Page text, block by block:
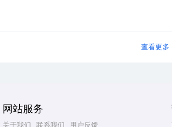
查看更多
网站服务
关于我们 联系我们 用户反馈